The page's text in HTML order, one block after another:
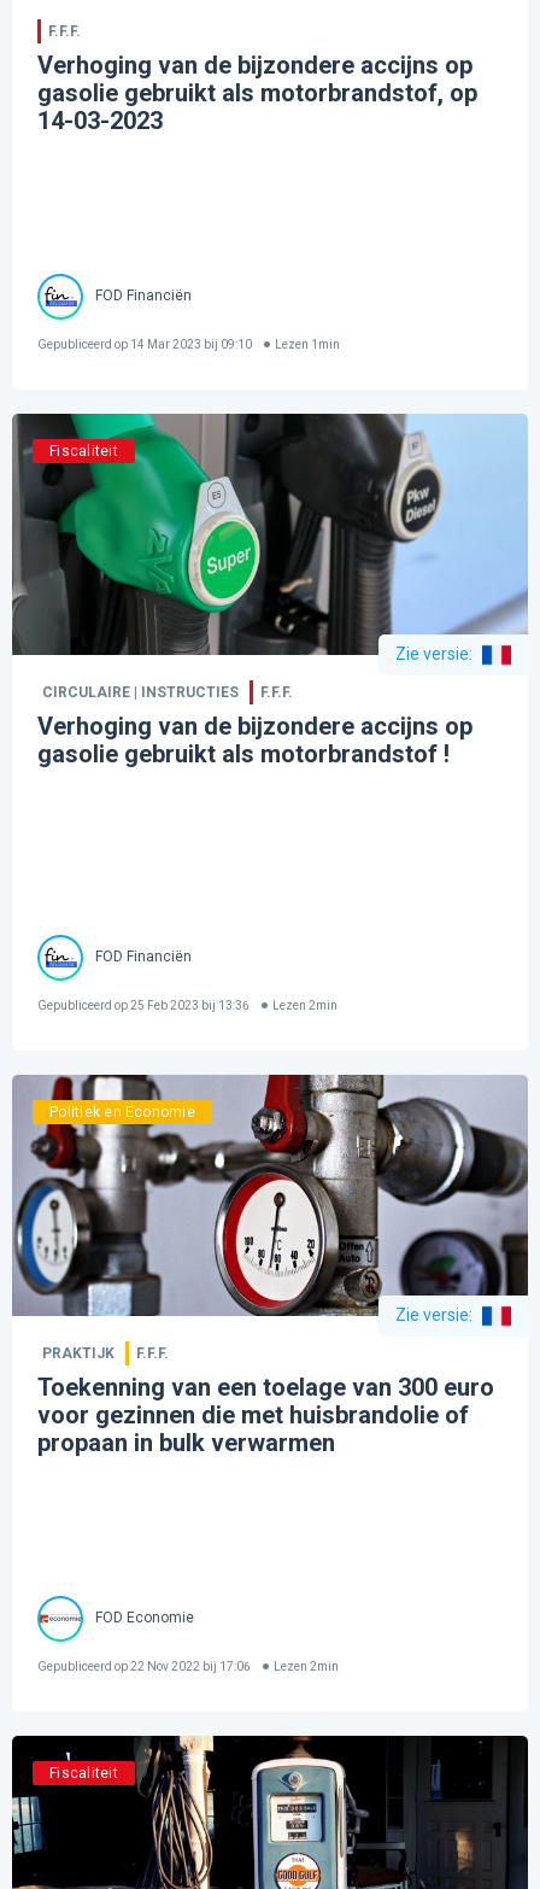
F.F.F.
Verhoging van de bijzondere accijns op
gasolie gebruikt als motorbrandstof, op
14-03-2023
FOD Financiën
Gepubliceerd op 14 Mar 2023 bij 09:10 Lezen 1 min
Fiscaliteit
Zie versie:
CIRCULAIRE | INSTRUCTIES F.F.F.
Verhoging van de bijzondere accijns op
gasolie gebruikt als motorbrandstof !
FOD Financiën
Gepubliceerd op25 Feb 2023 bij 13:36 Lezen 2min
Politiek en Economie
Zie versie:
PRAKTIJK F.F.F.
Toekenning van een toelage van 300 euro
voor gezinnen die met huisbrandolie of
propaan in bulk verwarmen
FOD Economie
Gepubliceerd op22 Nov 2022 bij 17:06 Lezen 2min
Fiscaliteit